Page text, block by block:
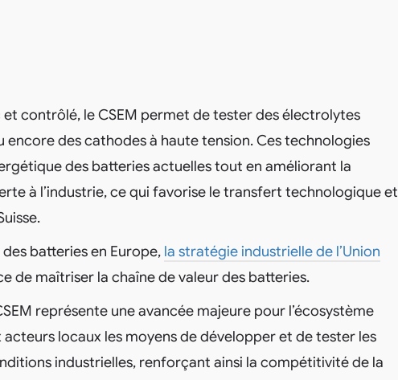
contrôlé, le CSEM permet de tester des électrolytes
encore des cathodes à haute tension. Ces technologies
des batteries actuelles tout en améliorant la
à l’industrie, ce qui favorise le transfert technologique et
batteries en Europe, la stratégie industrielle de l’Union
de maîtriser la chaîne de valeur des batteries.
représente une avancée majeure pour l’écosystème
acteurs locaux les moyens de développer et de tester les
industrielles, renforçant ainsi la compétitivité de la